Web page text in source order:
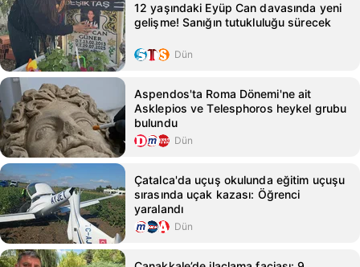
12 yaşındaki Eyüp Can davasında yeni
gelişme! Sanığın tutukluluğu sürecek
Dün
Aspendos'ta Roma Dönemi'ne ait
Asklepios ve Telesphoros heykel grubu
bulundu
Dün
Çatalca'da uçuş okulunda eğitim uçuşu
sırasında uçak kazası: Öğrenci
yaralandı
Dün